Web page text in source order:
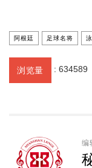
阿根廷 足球名将
浏览量 : 634589
编